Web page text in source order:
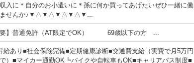
入に＊自分のお小遣いに＊孫に何か買ってあげたいぜひ一緒に働
ませんか♪▼△▼△▼△▼△▼...
要】普通免許（AT限定でOK） 69歳以下の方 ...
給あり■社会保険完備■定期健康診断■交通費支給（実費で月5万円
）■マイカー通勤OK┗バイクや自転車もOK■キャリアパス制度■